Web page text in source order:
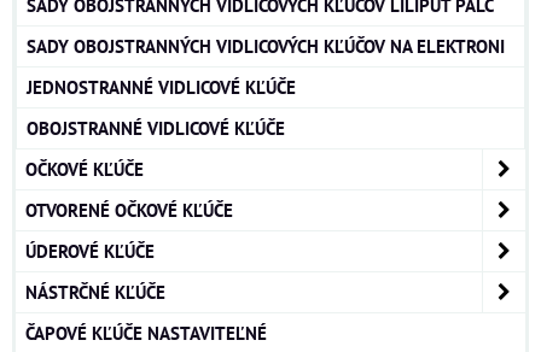
SADY OBOJSTRANNÝCH VIDLICOVÝCH KĽÚČOV LILIPUT PALC
SADY OBOJSTRANNÝCH VIDLICOVÝCH KĽÚČOV NA ELEKTRONI
JEDNOSTRANNÉ VIDLICOVÉ KĽÚČE
OBOJSTRANNÉ VIDLICOVÉ KĽÚČE
OČKOVÉ KĽÚČE
OTVORENÉ OČKOVÉ KĽÚČE
ÚDEROVÉ KĽÚČE
NÁSTRČNÉ KĽÚČE
ČAPOVÉ KĽÚČE NASTAVITEĽNÉ